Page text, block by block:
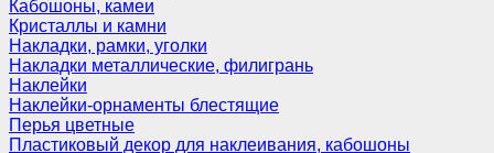
Кабошоны, камеи
Кристаллы и камни
Накладки, рамки, уголки
Накладки металлические, филигрань
Наклейки
Наклейки-орнаменты блестящие
Перья цветные
Пластиковый декор для наклеивания, кабошоны